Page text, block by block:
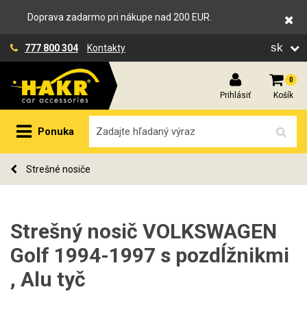
Doprava zadarmo pri nákupe nad 200 EUR.
777 800 304 Kontakty sk
Prihlásiť
0
Košík
Ponuka
Strešné nosiče
Strešný nosič VOLKSWAGEN
Golf 1994-1997 s pozdĺžnikmi
, Alu tyč